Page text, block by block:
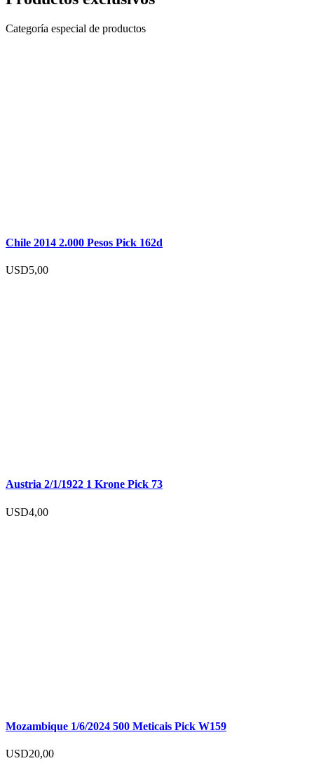
Categoría especial de productos
Chile 2014 2.000 Pesos Pick 162d
USD5,00
Austria 2/1/1922 1 Krone Pick 73
USD4,00
Mozambique 1/6/2024 500 Meticais Pick W159
USD20,00